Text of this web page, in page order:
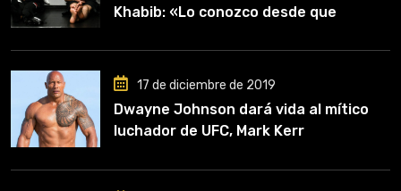
Khabib: «Lo conozco desde que
clave en mi carrera»
17 de diciembre de 2019
Dwayne Johnson dará vida al mítico
luchador de UFC, Mark Kerr